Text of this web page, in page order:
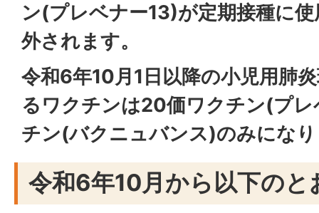
ン(プレベナー13)が定期接種に
外されます。
令和6年10月1日以降の小児用肺
るワクチンは20価ワクチン(プ
チン(バクニュバンス)のみにな
令和6年10月から以下の